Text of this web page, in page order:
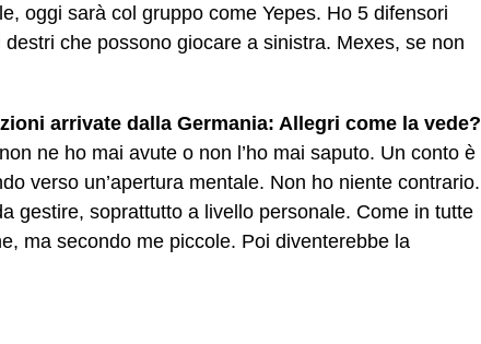
oggi sarà col gruppo come Yepes. Ho 5 difensori
che possono giocare a sinistra. Mexes, se non
arrivate dalla Germania: Allegri come la vede?
ne ho mai avute o non l’ho mai saputo. Un conto è
verso un’apertura mentale. Non ho niente contrario.
gestire, soprattutto a livello personale. Come in tutte
ma secondo me piccole. Poi diventerebbe la